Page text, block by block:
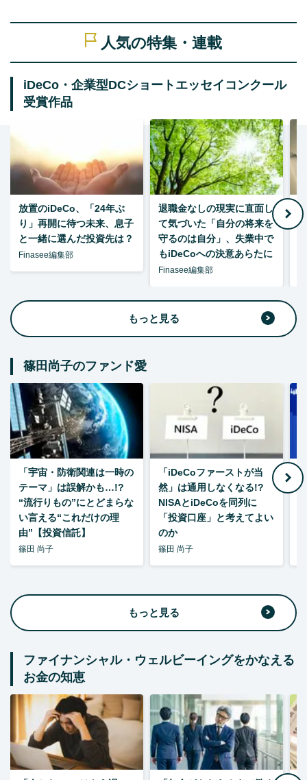
人気の特集・連載
iDeCo・企業型DCショートエッセイコンクール
受賞作品
放置のiDeCo、「24年ぶ
り」再開に待つ未来、息子
と一緒に選んだ投資先は？
Finasee編集部
退職金なしの現実に直面し
て気づいた「自分の将来を
守るのは自分」、失業中で
もiDeCoへの決意あらたに
Finasee編集部
もっと見る
篠田尚子のファンド愛
「宇宙・防衛関連は一時の
テーマ」は誤解かも…!?
“流行りもの”にとどまらな
い言える“これだけの理
由”【投資信託】
篠田 尚子
「iDeCoファーストが当
然」は通用しなくなる!?
NISAとiDeCoを同列に
「投資口座」と考えてよい
のか
篠田 尚子
もっと見る
ファイナンシャル・ウェルビーイングをかなえる
お金の知恵